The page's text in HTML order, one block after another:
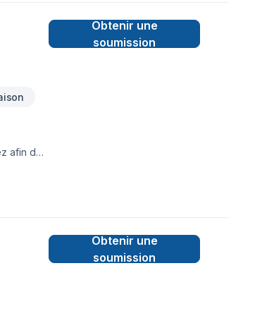
afin de
Obtenir une
soumission
Obtenir une
soumission